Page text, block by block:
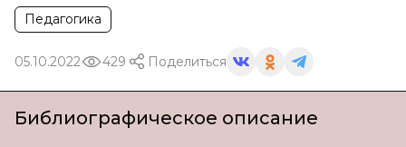
Педагогика
05.10.2022 429 Поделиться
Библиографическое описание